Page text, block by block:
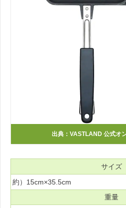
出典： VASTLAND 公式オ
サイズ
約）15cm×35.5cm
重量